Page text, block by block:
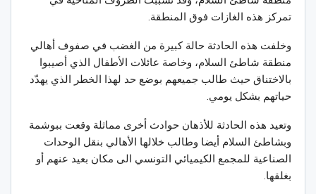
تمركز هذه الغازات فوق المنطقة.
وخلفت هذه الحادثة حالة كبيرة من الغضب في صفوف أهالي
منطقة شاطئ السلام، وخاصة عائلات الأطفال الذي أصيبوا
بالاختناق حيث طالب جميعهم بوضع حد لهذا الخطر الذي يهدّد
حياتهم بشكل يومي.
وتعيد هذه الحادثة للأذهان حوادث أخرى مماثلة وقعت ببوشمة
وبشاطئ السلام أيضا وطالب خلالها الأهالي بنقل الوحدات
الصناعية للمجمع الكيميائي التونسي الى مكان بعيد عنهم أو
بغلقها.